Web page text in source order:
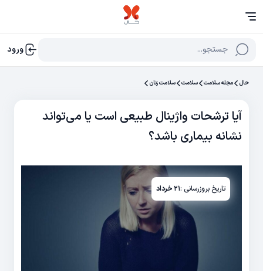
جستجو... ورود
حال مجله سلامت سلامت سلامت زنان
آیا ترشحات واژینال طبیعی است یا می‌تواند
نشانه بیماری باشد؟
تاریخ بروزرسانی :۲۱ خرداد